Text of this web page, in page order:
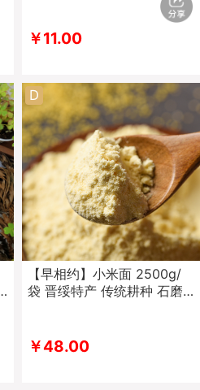
￥11.00
D
【早相约】小米面 2500g/
袋 晋绥特产 传统耕种 石磨
￥48.00